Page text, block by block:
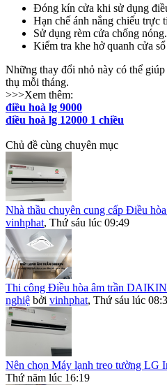
Đóng kín cửa khi sử dụng
Hạn chế ánh nắng chiếu trực
Sử dụng rèm cửa chống nóng.
Kiểm tra khe hở quanh cửa
Những thay đổi nhỏ này có thể
thụ mỗi tháng.
>>>Xem thêm:
điều hoà lg 9000
điều hoà lg 12000 1 chiều
Chủ đề cùng chuyên mục
Nhà thầu chuyên cung cấp Điều
vinhphat, Thứ sáu lúc 09:49
Thi công Điều hòa âm trần
nghiệ bởi vinhphat, Thứ sáu lúc
Nên chọn Máy lạnh treo tường LG
Thứ năm lúc 16:19